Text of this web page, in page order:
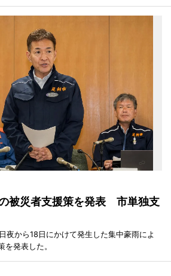
被災者支援策を発表 市単独支
夜から18日にかけて発生した集中豪雨によ
発表した。